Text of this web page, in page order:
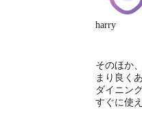
harry
そのほか
まり良く
ダイニン
すぐに使